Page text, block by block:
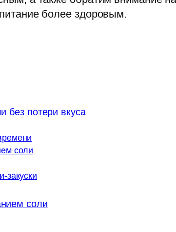
более здоровым.
без потери вкуса
соли
закуски
соли